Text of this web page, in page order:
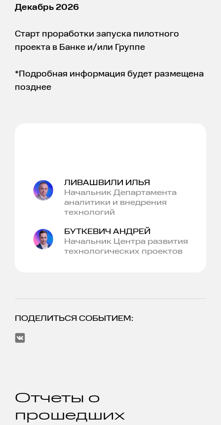
ПОДЕЛИТЬСЯ СОБЫТИЕМ:
Декабрь 2026
Старт проработки запуска пилотного
проекта в Банке и/или Группе
*Подробная информация будет размещена
позднее
ЛИВАШВИЛИ ИЛЬЯ
Начальник Департамента
аналитики и внедрения
технологий
БУТКЕВИЧ АНДРЕЙ
Начальник Центра развития
технологических проектов
Отчеты о
прошедших